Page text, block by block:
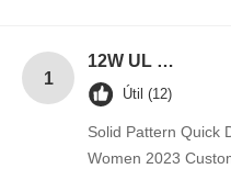
1
12W UL plug 12V 1A power adapter 5V 1A 2A AC DC power supply for Blue Tooth 5V 2A switching ac adapter 12V
Útil (12)
Solid Pattern Quick
Women 2023